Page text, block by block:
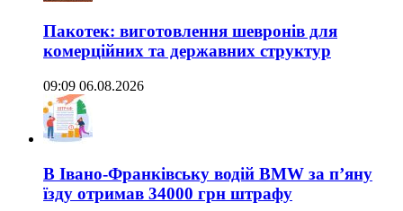
Пакотек: виготовлення шевронів для
комерційних та державних структур
09:09 06.08.2026
В Івано-Франківську водій BMW за п’яну
їзду отримав 34000 грн штрафу